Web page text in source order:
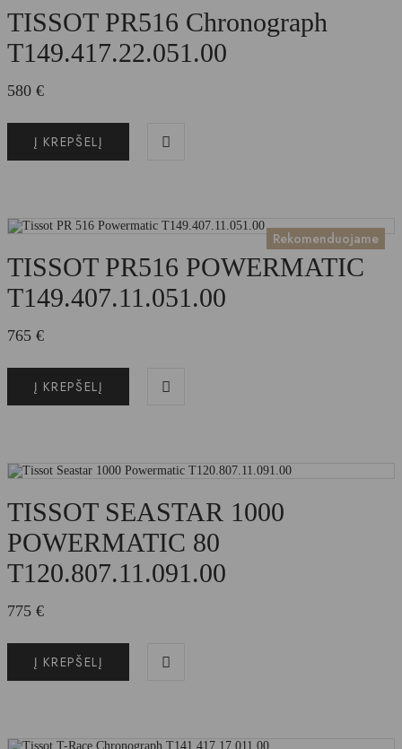
TISSOT PR516 Chronograph
T149.417.22.051.00
580 €
Į KREPŠELĮ
Rekomenduojame
TISSOT PR516 POWERMATIC
T149.407.11.051.00
765 €
Į KREPŠELĮ
TISSOT SEASTAR 1000
POWERMATIC 80
T120.807.11.091.00
775 €
Į KREPŠELĮ